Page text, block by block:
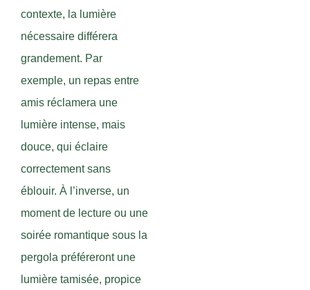
contexte, la lumière
nécessaire différera
grandement. Par
exemple, un repas entre
amis réclamera une
lumière intense, mais
douce, qui éclaire
correctement sans
éblouir. À l’inverse, un
moment de lecture ou une
soirée romantique sous la
pergola préféreront une
lumière tamisée, propice